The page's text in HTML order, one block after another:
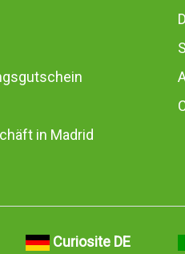
in Madrid
Curiosite DE